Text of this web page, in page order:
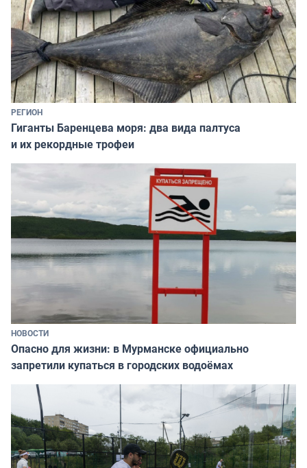
РЕГИОН
Гиганты Баренцева моря: два вида палтуса
и их рекордные трофеи
НОВОСТИ
Опасно для жизни: в Мурманске официально
запретили купаться в городских водоёмах